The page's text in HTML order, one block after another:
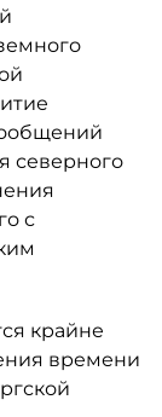
северного
с
крайне
времени